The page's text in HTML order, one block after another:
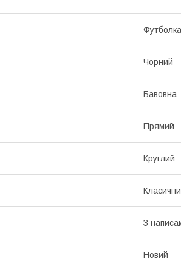
Футболка
Чорний
Бавовна
Прямий
Круглий
З
Новий